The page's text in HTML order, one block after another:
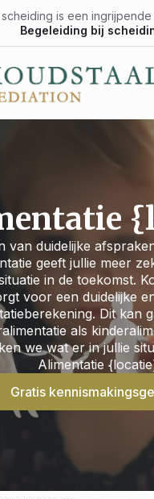
scheiding is een
Begeleiding bij
van duidelijke
geeft jullie meer
in de toekomst.
voor een duidelijke
Dit kan
als
we wat er in jullie
Alimentatie
Gratis